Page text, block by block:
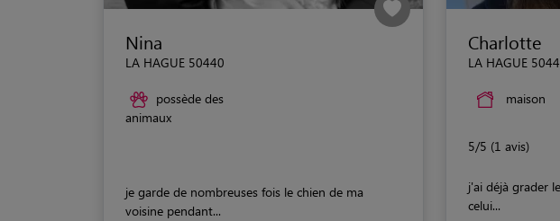
Nina
LA HAGUE 50440
possède des
animaux
je garde de nombreuses fois le chien de ma
voisine pendant...
Charlotte
LA HAGUE
maison
5/5 (1 avis)
j'ai déjà grader
celui...